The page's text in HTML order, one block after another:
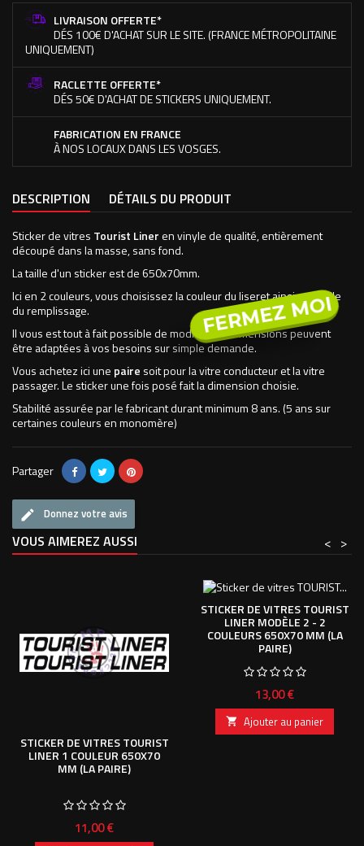
LIVRAISON OFFERTE*
DÉS 100€ D'ACHAT SUR LE SITE. (FRANCE MÉTROPOLITAINE
UNIQUEMENT)
RACLETTE OFFERTE*
DÉS 50€ D'ACHAT DE STICKERS UNIQUEMENT.
FABRICATION EN FRANCE
À NOS LOCAUX DANS LES VOSGES.
DESCRIPTION DÉTAILS DU PRODUIT
Sticker de vitres Tourist Liner en vinyle de qualité, entièrement
découpé dans la masse, sans fond.
La taille d'un sticker est de 650x70mm.
Ici en 2 couleurs, vous choisissez la couleur du liseret ainsi que celle
du remplissage.
Il vous est tout à fait possible de modifier les dimensions peuvent
être adaptées à vos besoins sur simple demande.
Vous achetez ici une paire soit pour la vitre conducteur et la vitre
passager. Le sticker une fois posé fait la dimension choisie.
Stabilité assurée par le fabricant durant minimum 8 ans. (5 ans sur
certaines couleurs en monomère)
Partager
Donnez votre avis
VOUS AIMEREZ AUSSI >
<
STICKER DE VITRES TOURIST
LINER 1 COULEUR 650X70
MM (LA PAIRE)
Prix
11,00 €
STICKER DE VITRES TOURIST
LINER MODÈLE 2 - 2
COULEURS 650X70 MM (LA
PAIRE)
Prix
13,00 €
 Ajouter au panier
FERMEZ MOI